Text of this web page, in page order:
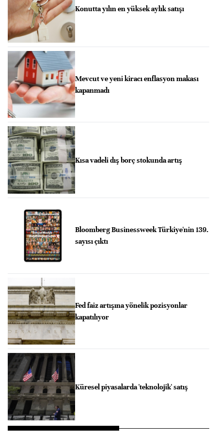
Konutta yılın en yüksek aylık satışı
Mevcut ve yeni kiracı enflasyon makası
kapanmadı
Kısa vadeli dış borç stokunda artış
Bloomberg Businessweek Türkiye'nin 139.
sayısı çıktı
Fed faiz artışına yönelik pozisyonlar
kapatılıyor
Küresel piyasalarda 'teknolojik' satış